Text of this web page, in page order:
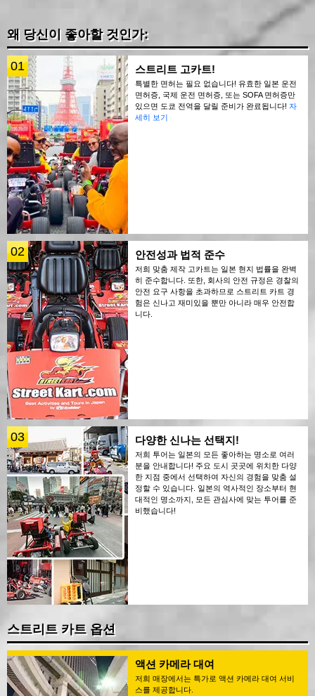
왜 당신이 좋아할 것인가:
01 스트리트 고카트!
특별한 면허는 필요 없습니다! 유효한 일본 운전
면허증, 국제 운전 면허증, 또는 SOFA 면허증만
있으면 도쿄 전역을 달릴 준비가 완료됩니다! 자
세히 보기
02 안전성과 법적 준수
저희 맞춤 제작 고카트는 일본 현지 법률을 완벽
히 준수합니다. 또한, 회사의 안전 규정은 경찰의
안전 요구 사항을 초과하므로 스트리트 카트 경
험은 신나고 재미있을 뿐만 아니라 매우 안전합
니다.
03 다양한 신나는 선택지!
저희 투어는 일본의 모든 좋아하는 명소로 여러
분을 안내합니다! 주요 도시 곳곳에 위치한 다양
한 지점 중에서 선택하여 자신의 경험을 맞춤 설
정할 수 있습니다. 일본의 역사적인 장소부터 현
대적인 명소까지, 모든 관심사에 맞는 투어를 준
비했습니다!
스트리트 카트 옵션
액션 카메라 대여
저희 매장에서는 특가로 액션 카메라 대여 서비
스를 제공합니다.